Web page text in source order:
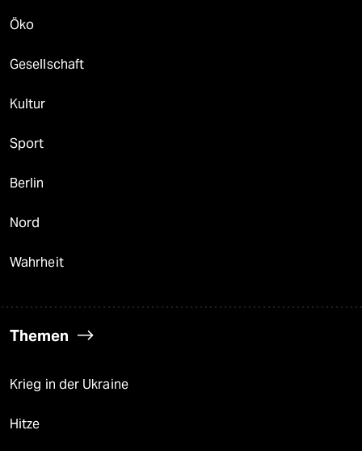
Öko
Gesellschaft
Kultur
Sport
Berlin
Nord
Wahrheit
Themen
Krieg in der Ukraine
Hitze